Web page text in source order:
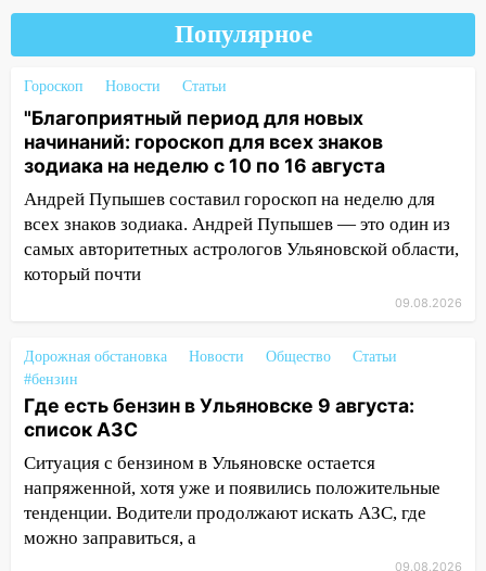
12:11 Где есть бензин в Ульяновске 9
августа: список АЗС
11:55 Соцсети: светофор упал на
машину во время сильного ливня в
Ульяновске
11:00
В Ульяновской области люди в
СНТ сидят без света
10:13 Прокуратура подвела итоги
движение трамваев в Ульяновске
09:15 Ураган, изнасилование ребенка,
автоподставы и атака беспилотников:
важные итоги прошедшей недели в
Ульяновской области
08:20 В Ульяновске восстановили
трамвайную и троллейбусную
Популярное
Гороскоп Новости Статьи
"Благоприятный период для новых
начинаний: гороскоп для всех знаков
зодиака на неделю с 10 по 16 августа
Андрей Пупышев составил гороскоп на неделю для
всех знаков зодиака. Андрей Пупышев — это один из
самых авторитетных астрологов Ульяновской области,
который почти
09.08.2026
Дорожная обстановка Новости Общество
Статьи
#бензин
Где есть бензин в Ульяновске 9 августа:
список АЗС
Ситуация с бензином в Ульяновске остается
напряженной, хотя уже и появились положительные
тенденции. Водители продолжают искать АЗС, где
можно заправиться, а
09.08.2026